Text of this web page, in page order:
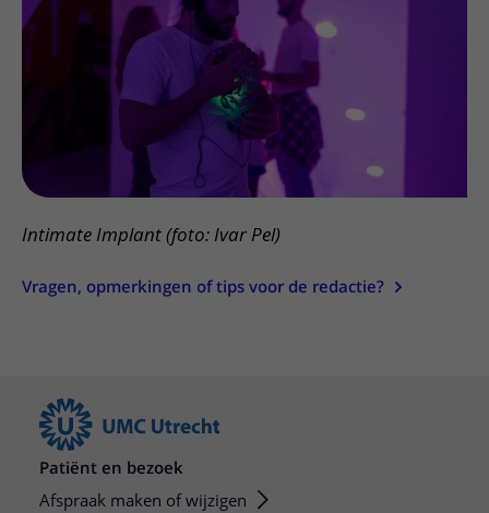
Intimate Implant (foto: Ivar Pel)
Vragen, opmerkingen of tips voor de redactie?
Patiënt en bezoek
Afspraak maken of wijzigen